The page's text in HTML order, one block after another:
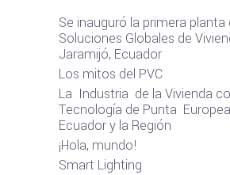
Se inauguró la primera planta
Soluciones Globales de
Jaramijó, Ecuador
Los mitos del PVC
La Industria de la Vivienda
Tecnología de Punta
Ecuador y la Región
¡Hola, mundo!
Smart Lighting